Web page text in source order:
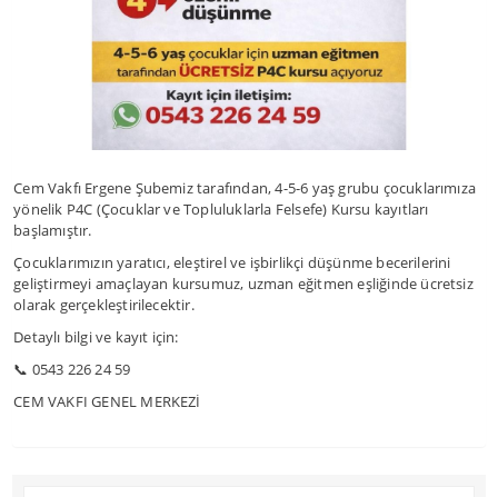
Cem Vakfı Ergene Şubemiz tarafından, 4-5-6 yaş grubu çocuklarımıza
yönelik P4C (Çocuklar ve Topluluklarla Felsefe) Kursu kayıtları
başlamıştır.
Çocuklarımızın yaratıcı, eleştirel ve işbirlikçi düşünme becerilerini
geliştirmeyi amaçlayan kursumuz, uzman eğitmen eşliğinde ücretsiz
olarak gerçekleştirilecektir.
Detaylı bilgi ve kayıt için:
📞 0543 226 24 59
CEM VAKFI GENEL MERKEZİ